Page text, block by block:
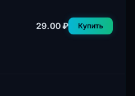
29.00 ₽ Купить